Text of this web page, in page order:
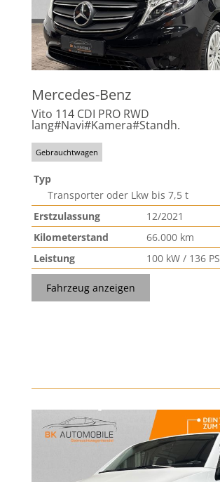
Mercedes-Benz
Vito 114 CDI PRO RWD
lang#Navi#Kamera#Standh.
Gebrauchtwagen
Typ
Transporter oder Lkw bis 7,5 t
Erstzulassung
12/2021
Kilometerstand
66.000 km
Leistung
100 kW / 136 PS
Fahrzeug anzeigen